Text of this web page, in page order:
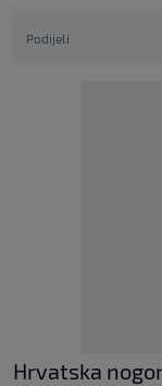
Podijeli
Hrvatska